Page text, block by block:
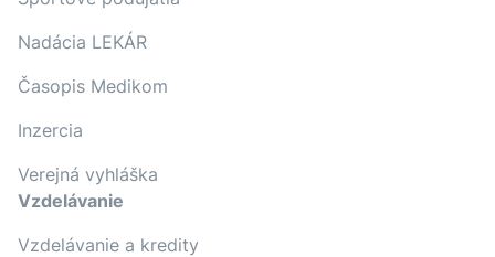
Nadácia LEKÁR
Časopis Medikom
Inzercia
Verejná vyhláška
Vzdelávanie
Vzdelávanie a kredity